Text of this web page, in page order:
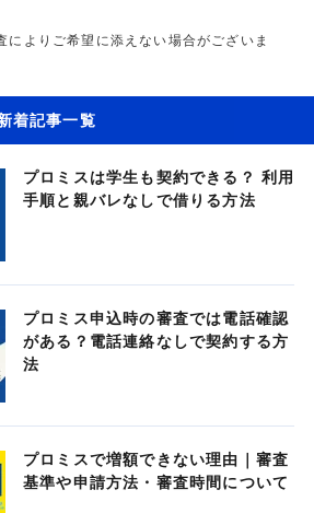
よりご希望に添えない場合がございま
着記事一覧
プロミスは学生も契約できる？ 利用
手順と親バレなしで借りる方法
プロミス申込時の審査では電話確認
がある？電話連絡なしで契約する方
法
プロミスで増額できない理由｜審査
基準や申請方法・審査時間について